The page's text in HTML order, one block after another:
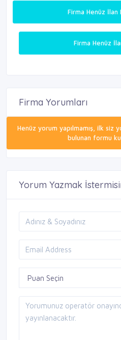
Firma Henüz İlan
Firma Henüz
Firma Yorumları
Henüz yorum yapılmamış, ilk siz
bulunan formu
Yorum Yazmak